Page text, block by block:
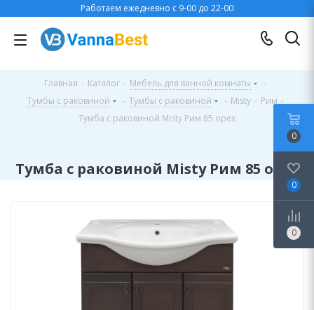
Работаем ежедневно с 9-00 до 22-00
Главная - Каталог - Мебель для ванной комнаты
-
Тумбы с раковиной
- Тумбы с раковиной - Misty - Рим -
Тумба с раковиной Misty Рим 85 орех
Тумба с раковиной Misty Рим 85 орех
0
0
0